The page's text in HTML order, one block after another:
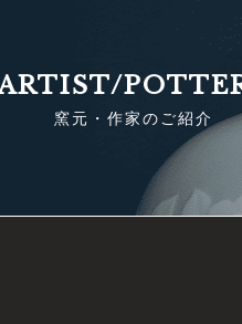
窯元・作家のご紹介